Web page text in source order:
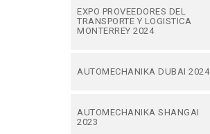
EXPO PROVEEDORES DEL
TRANSPORTE Y LOGISTICA
MONTERREY 2024
AUTOMECHANIKA DUBAI 2024
AUTOMECHANIKA SHANGAI
2023